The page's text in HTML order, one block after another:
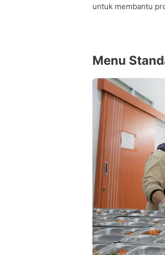
untuk membantu
Menu